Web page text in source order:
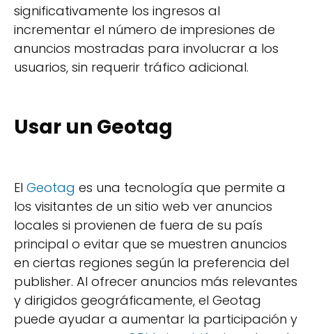
significativamente los ingresos al
incrementar el número de impresiones de
anuncios mostradas para involucrar a los
usuarios, sin requerir tráfico adicional.
Usar un Geotag
El Geotag es una tecnología que permite a
los visitantes de un sitio web ver anuncios
locales si provienen de fuera de su país
principal o evitar que se muestren anuncios
en ciertas regiones según la preferencia del
publisher. Al ofrecer anuncios más relevantes
y dirigidos geográficamente, el Geotag
puede ayudar a aumentar la participación y